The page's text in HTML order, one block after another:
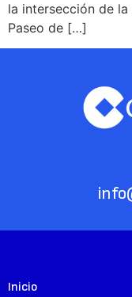
la intersección de
Paseo de […]
Inicio